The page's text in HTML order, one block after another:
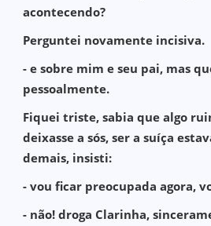
acontecendo?
Perguntei novamente incisiva.
- e sobre mim e seu pai, mas
pessoalmente.
Fiquei triste, sabia que algo
deixasse a sós, ser a suíça
demais, insisti:
- vou ficar preocupada agora,
- não! droga Clarinha,